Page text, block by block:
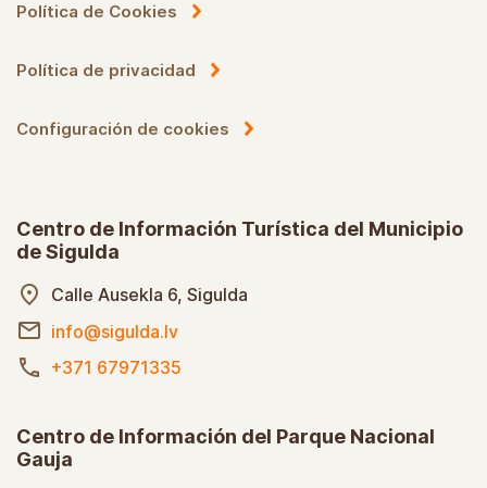
Política de Cookies
Política de privacidad
Configuración de cookies
Centro de Información Turística del Municipio
de Sigulda
Calle Ausekla 6, Sigulda
info@sigulda.lv
+371 67971335
Centro de Información del Parque Nacional
Gauja